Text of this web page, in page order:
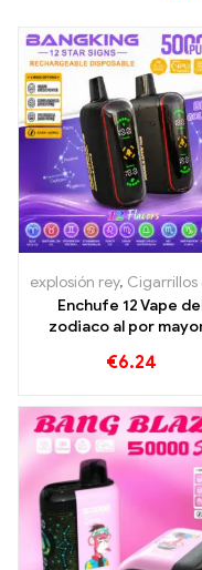
explosión rey, Cigarrillos electrónicos
Enchufe 12 Vape
zodiaco al por
€6.24